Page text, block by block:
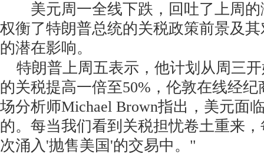
美元周一全线下跌，回吐了上周的
权衡了特朗普总统的关税政策前景及
的潜在影响。
特朗普上周五表示，他计划从周三
的关税提高一倍至50%，伦敦在线经纪
场分析师Michael Brown指出，美元面
的。每当我们看到关税担忧卷土重来
次涌入'抛售美国'的交易中。"